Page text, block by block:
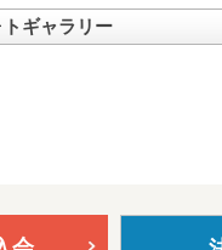
ギャラリー